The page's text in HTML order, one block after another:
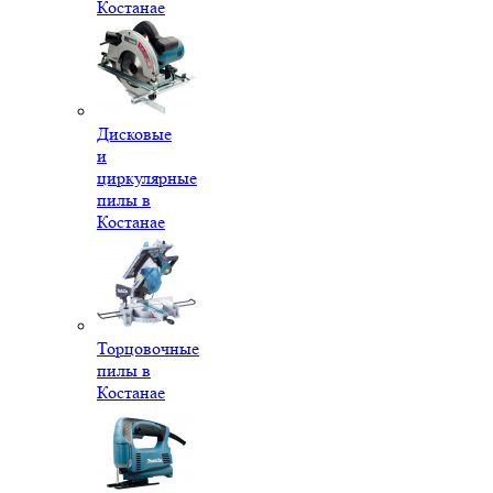
Костанае
Дисковые
и
циркулярные
пилы в
Костанае
Торцовочные
пилы в
Костанае